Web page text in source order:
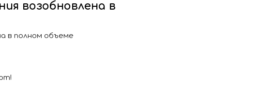
возобновлена в
в полном объеме